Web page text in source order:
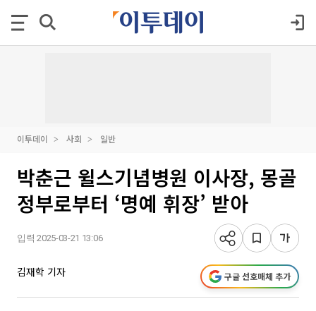
이투데이 사회 일반
박춘근 윌스기념병원 이사장, 몽골
정부로부터 ‘명예 휘장’ 받아
입력 2025-03-21 13:06
김재학 기자 구글 선호매체 추가